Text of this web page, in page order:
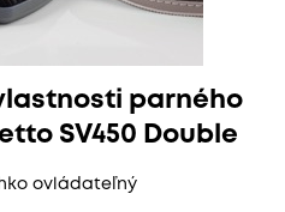
parného
SV450 Double
ovládateľný